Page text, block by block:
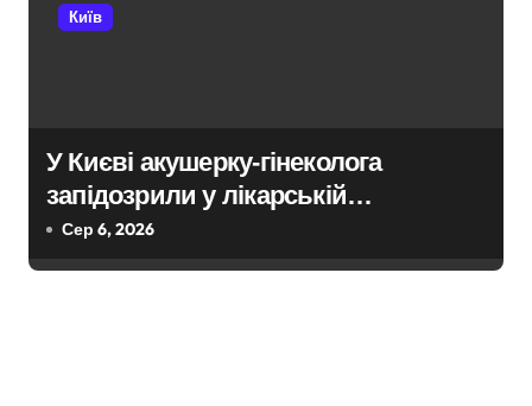
Київ
У Києві акушерку-гінеколога
запідозрили у лікарській
недбалості після втрати вагітності
Сер 6, 2026